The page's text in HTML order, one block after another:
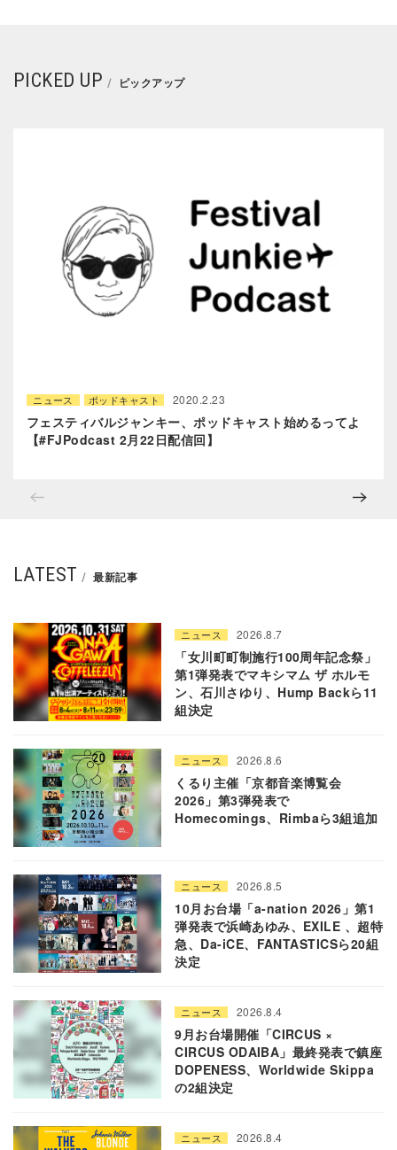
PICKED UP ピックアップ
ニュース ポッドキャスト 2020.2.23
フェスティバルジャンキー、ポッドキャスト始めるってよ
【#FJPodcast 2月22日配信回】
LATEST 最新記事
ニュース 2026.8.7
「女川町町制施行100周年記念祭」
第1弾発表でマキシマム ザ ホルモ
ン、石川さゆり、Hump Backら11
組決定
ニュース 2026.8.6
くるり主催「京都音楽博覧会
2026」第3弾発表で
Homecomings、Rimbaら3組追加
ニュース 2026.8.5
10月お台場「a-nation 2026」第1
弾発表で浜崎あゆみ、EXILE 、超特
急、Da-iCE、FANTASTICSら20組
決定
ニュース 2026.8.4
9月お台場開催「CIRCUS ×
CIRCUS ODAIBA」最終発表で鎮座
DOPENESS、Worldwide Skippa
の2組決定
ニュース 2026.8.4